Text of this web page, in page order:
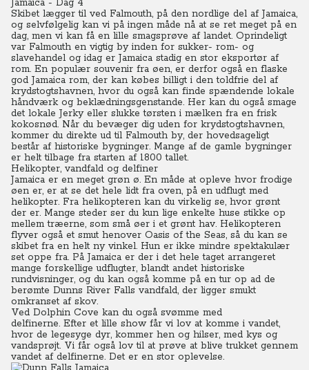
Jamaica - Dag 4
Skibet lægger til ved Falmouth, på den nordlige del af Jamaica,
og selvfølgelig kan vi på ingen måde nå at se ret meget på en
dag, men vi kan få en lille smagsprøve af landet. Oprindeligt
var Falmouth en vigtig by inden for sukker- rom- og
slavehandel og idag er Jamaica stadig en stor eksportør af
rom. En populær souvenir fra øen, er derfor også en flaske
god Jamaica rom, der kan købes billigt i den toldfrie del af
krydstogtshavnen, hvor du også kan finde spændende lokale
håndværk og beklædningsgenstande. Her kan du også smage
det lokale Jerky eller slukke tørsten i mælken fra en frisk
kokosnød. Når du bevæger dig uden for krydstogtshavnen,
kommer du direkte ud til Falmouth by, der hovedsageligt
består af historiske bygninger. Mange af de gamle bygninger
er helt tilbage fra starten af 1800 tallet.
Helikopter, vandfald og delfiner
Jamaica er en meget grøn ø. En måde at opleve hvor frodige
øen er, er at se det hele lidt fra oven, på en udflugt med
helikopter. Fra helikopteren kan du virkelig se, hvor grønt
der er. Mange steder ser du kun lige enkelte huse stikke op
mellem træerne, som små øer i et grønt hav. Helikopteren
flyver også et smut henover Oasis of the Seas, så du kan se
skibet fra en helt ny vinkel. Hun er ikke mindre spektakulær
set oppe fra. På Jamaica er der i det hele taget arrangeret
mange forskellige udflugter, blandt andet historiske
rundvisninger, og du kan også komme på en tur op ad de
berømte Dunns River Falls vandfald, der ligger smukt
omkranset af skov.
Ved Dolphin Cove kan du også svømme med
delfinerne. Efter et lille show får vi lov at komme i vandet,
hvor de legesyge dyr, kommer hen og hilser, med kys og
vandsprøjt. Vi får også lov til at prøve at blive trukket gennem
vandet af delfinerne. Det er en stor oplevelse.